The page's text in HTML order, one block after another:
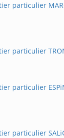
particulier
particulier
particulier
particulier